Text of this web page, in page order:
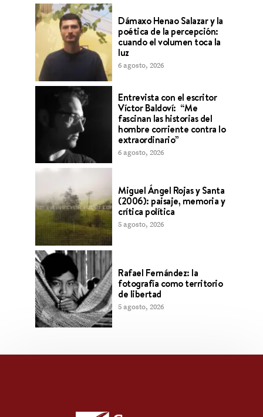
Dámaxo Henao Salazar y la
poética de la percepción:
cuando el volumen toca la
luz
6 agosto, 2026
Entrevista con el escritor
Víctor Baldoví: “Me
fascinan las historias del
hombre corriente contra lo
extraordinario”
6 agosto, 2026
Miguel Ángel Rojas y Santa
(2006): paisaje, memoria y
crítica política
5 agosto, 2026
Rafael Fernández: la
fotografía como territorio
de libertad
5 agosto, 2026